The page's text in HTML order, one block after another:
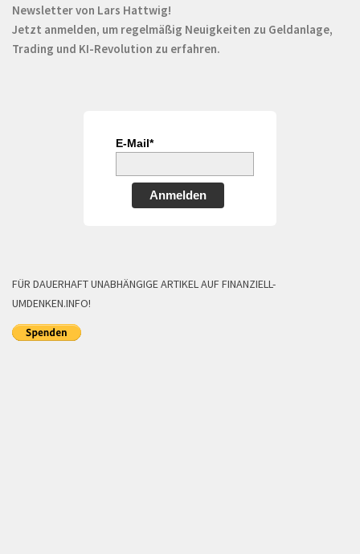
Newsletter von Lars Hattwig!
Jetzt anmelden, um regelmäßig Neuigkeiten zu Geldanlage,
Trading und KI-Revolution zu erfahren.
E-Mail*
Anmelden
FÜR DAUERHAFT UNABHÄNGIGE ARTIKEL AUF FINANZIELL-
UMDENKEN.INFO!